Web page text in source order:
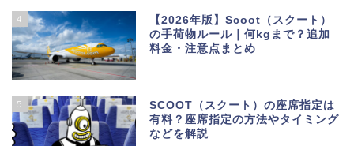
4
【2026年版】Scoot（スクート）
の手荷物ルール｜何kgまで？追加
料金・注意点まとめ
5
SCOOT（スクート）の座席指定は
有料？座席指定の方法やタイミング
などを解説